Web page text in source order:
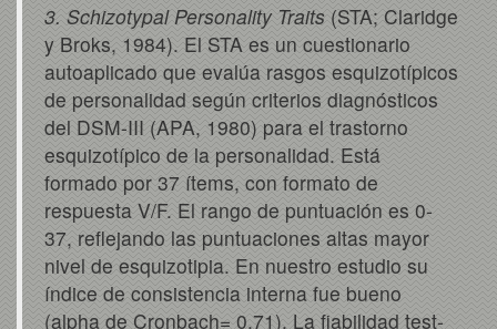
3. Schizotypal Personality Traits (STA; Claridge
y Broks, 1984). El STA es un cuestionario
autoaplicado que evalúa rasgos esquizotípicos
de personalidad según criterios diagnósticos
del DSM-III (APA, 1980) para el trastorno
esquizotípico de la personalidad. Está
formado por 37 ítems, con formato de
respuesta V/F. El rango de puntuación es 0-
37, reflejando las puntuaciones altas mayor
nivel de esquizotipia. En nuestro estudio su
índice de consistencia interna fue bueno
(alpha de Cronbach= 0.71). La fiabilidad test-